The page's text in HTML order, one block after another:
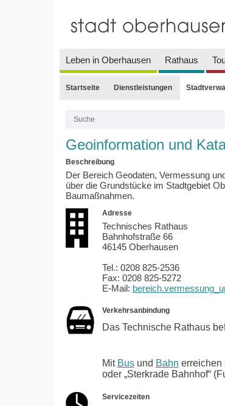
Leben in Oberhausen Rathaus
Startseite Dienstleistungen
Geoinformation und
Beschreibung
Der Bereich Geodaten, Vermessung
über die Grundstücke im Stadtgebiet
Baumaßnahmen.
Adresse
Technisches Rathaus
Bahnhofstraße 66
46145 Oberhausen
Tel.: 0208 825-2536
Fax: 0208 825-5272
E-Mail:
Verkehrsanbindung
Das Technische Rathaus
Mit Busund Bahn erreichen
oder „Sterkrade Bahnhof“
Servicezeiten